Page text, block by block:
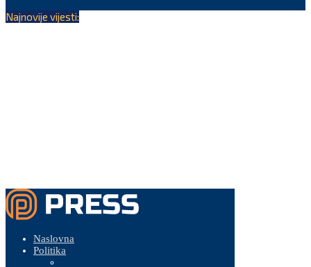
Najnovije vijesti:
Naslovna
Politika